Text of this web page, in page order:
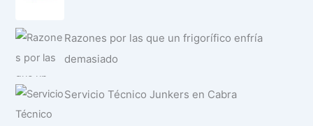
Razones por las que un frigorífico enfría
demasiado
Servicio Técnico Junkers en Cabra